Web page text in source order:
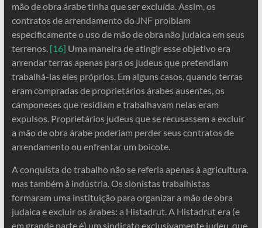
mão de obra árabe tinha que ser excluída. Assim, os
contratos de arrendamento do JNF proibiam
especificamente o uso de mão de obra não judaica em seus
terrenos. [16] Uma maneira de atingir esse objetivo era
arrendar terras apenas para os judeus que pretendiam
trabalhá-las eles próprios. Em alguns casos, quando terras
eram compradas de proprietários árabes ausentes, os
camponeses que residiam e trabalhavam nelas eram
expulsos. Proprietários judeus que se recusassem a excluir
a mão de obra árabe poderiam perder seus contratos de
arrendamento ou enfrentar um boicote.
A conquista do trabalho não se referia apenas à agricultura,
mas também à indústria. Os sionistas trabalhistas
formaram uma instituição para organizar a mão de obra
judaica e excluir os árabes: a Histadrut. A Histadrut era (e
em grande parte é) um sindicato exclusivamente judeu, que